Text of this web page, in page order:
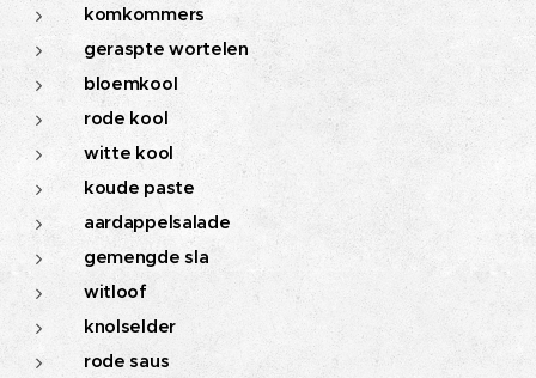
komkommers
geraspte wortelen
bloemkool
rode kool
witte kool
koude paste
aardappelsalade
gemengde sla
witloof
knolselder
rode saus